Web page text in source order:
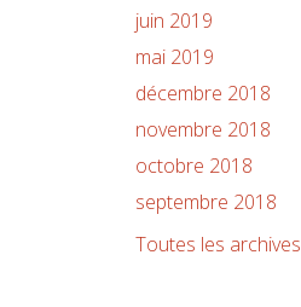
juin 2019
mai 2019
décembre 2018
novembre 2018
octobre 2018
septembre 2018
Toutes les archives